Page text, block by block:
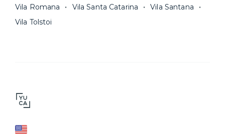
Vila Romana
Vila Santa Catarina
Vila Santana
Vila Tolstoi